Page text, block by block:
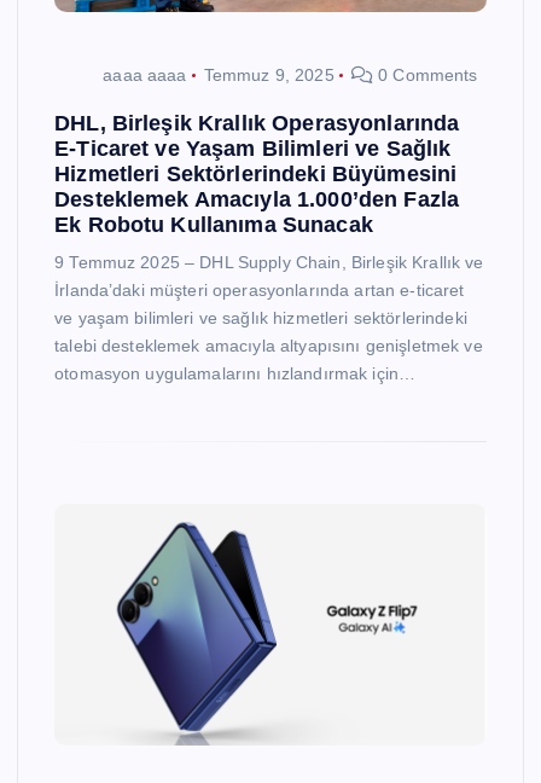
aaaa aaaa Temmuz 9, 2025 0 Comments
DHL, Birleşik Krallık Operasyonlarında
E-Ticaret ve Yaşam Bilimleri ve Sağlık
Hizmetleri Sektörlerindeki Büyümesini
Desteklemek Amacıyla 1.000’den Fazla
Ek Robotu Kullanıma Sunacak
9 Temmuz 2025 – DHL Supply Chain, Birleşik Krallık ve
İrlanda’daki müşteri operasyonlarında artan e-ticaret
ve yaşam bilimleri ve sağlık hizmetleri sektörlerindeki
talebi desteklemek amacıyla altyapısını genişletmek ve
otomasyon uygulamalarını hızlandırmak için…